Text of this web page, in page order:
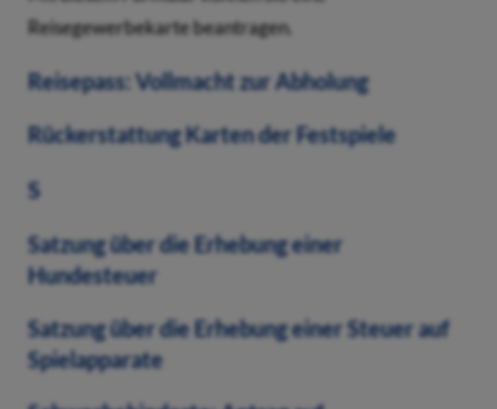
Reisegewerbekarte beantragen.
Reisepass: Vollmacht zur Abholung
Rückerstattung Karten der Festspiele
S
Satzung über die Erhebung einer
Hundesteuer
Satzung über die Erhebung einer Steuer auf
Spielapparate